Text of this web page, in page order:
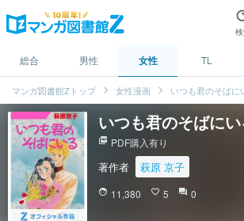
総合 男性 女性 TL
マンガ図書館Zトップ 女性漫画 いつも君のそばに
いつも君のそばにい
picture_as_pdf PDF購入有り
著作者 萩原 京子
face 11,380 favorite_border 5 question_answer 0